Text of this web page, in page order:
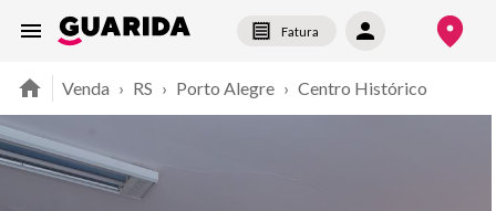
Fatura
Venda › RS › Porto Alegre › Centro Histórico